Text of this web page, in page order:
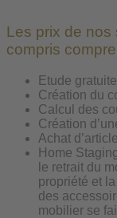
Les prix de nos
compris
Etude
Création du
Calcul des
Création
Achat
Home
le retrait du
propriété et
des
mobilier se